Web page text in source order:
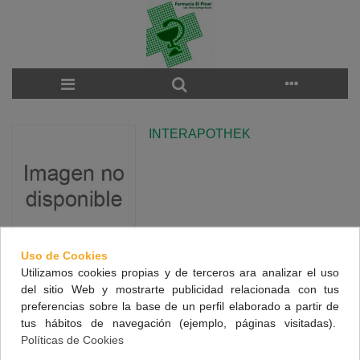
INTERAPOTHEK
There are no products on the category.
NUESTRA FARMACIA
Uso de Cookies
Utilizamos cookies propias y de terceros ara analizar el uso
del sitio Web y mostrarte publicidad relacionada con tus
preferencias sobre la base de un perfil elaborado a partir de
tus hábitos de navegación (ejemplo, páginas visitadas).
Políticas de Cookies